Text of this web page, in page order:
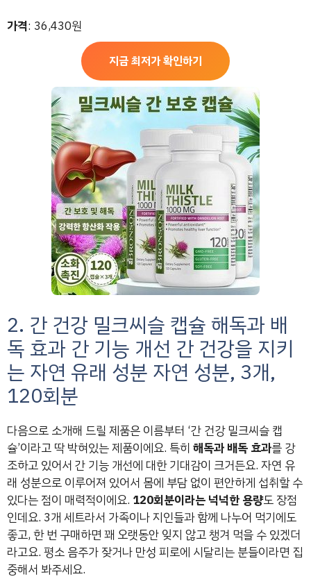
가격: 36,430원
지금 최저가 확인하기
2. 간 건강 밀크씨슬 캡슐 해독과 배
독 효과 간 기능 개선 간 건강을 지키
는 자연 유래 성분 자연 성분, 3개,
120회분
다음으로 소개해 드릴 제품은 이름부터 ‘간 건강 밀크씨슬 캡
슐’이라고 딱 박혀있는 제품이에요. 특히 해독과 배독 효과를 강
조하고 있어서 간 기능 개선에 대한 기대감이 크거든요. 자연 유
래 성분으로 이루어져 있어서 몸에 부담 없이 편안하게 섭취할 수
있다는 점이 매력적이에요. 120회분이라는 넉넉한 용량도 장점
인데요. 3개 세트라서 가족이나 지인들과 함께 나누어 먹기에도
좋고, 한 번 구매하면 꽤 오랫동안 잊지 않고 챙겨 먹을 수 있겠더
라고요. 평소 음주가 잦거나 만성 피로에 시달리는 분들이라면 집
중해서 봐주세요.